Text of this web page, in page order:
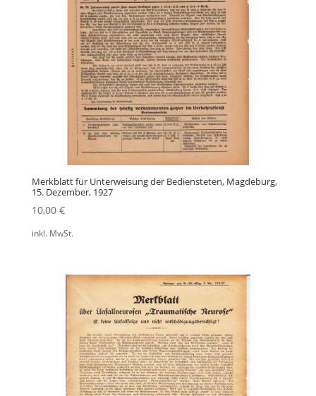
Merkblatt für Unterweisung der Bediensteten, Magdeburg,
15. Dezember, 1927
10,00 €
inkl. MwSt.